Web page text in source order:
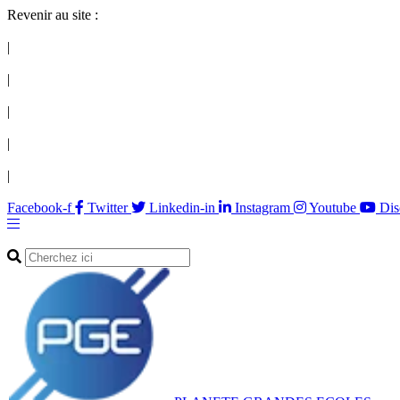
Revenir au site :
|
|
|
|
|
Facebook-f Twitter Linkedin-in Instagram Youtube